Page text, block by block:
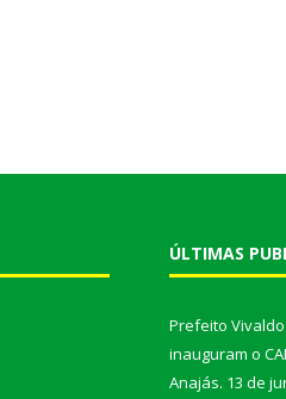
ÚLTIMAS
Prefeito
inauguram o
Anajás. 13 de